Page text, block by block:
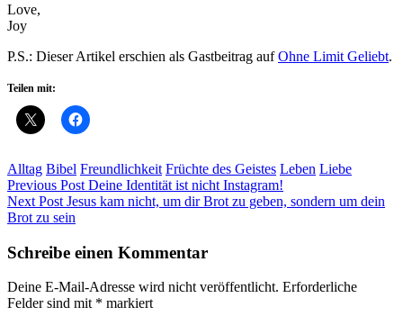
Love,
Joy
P.S.: Dieser Artikel erschien als Gastbeitrag aufOhne Limit Geliebt.
Teilen mit:
Alltag Bibel Freundlichkeit Früchte des Geistes Leben Liebe
Beitragsnavigation
Previous Post Deine Identität ist nicht Instagram!
Next Post Jesus kam nicht, um dir Brot zu geben, sondern um dein
Brot zu sein
Schreibe einen Kommentar
Deine E-Mail-Adresse wird nicht veröffentlicht. Erforderliche
Felder sind mit * markiert